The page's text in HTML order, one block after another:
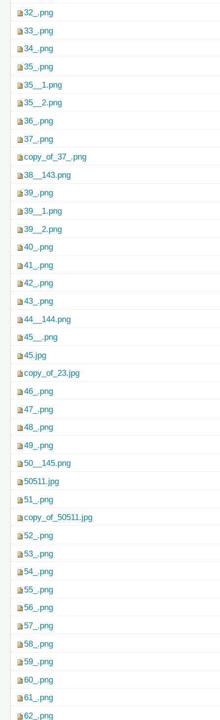
32_.png
33_.png
34_.png
35_.png
35__1.png
35__2.png
36_.png
37_.png
copy_of_37_.png
38__143.png
39_.png
39__1.png
39__2.png
40_.png
41_.png
42_.png
43_.png
44__144.png
45__.png
45.jpg
copy_of_23.jpg
46_.png
47_.png
48_.png
49_.png
50__145.png
50511.jpg
51_.png
copy_of_50511.jpg
52_.png
53_.png
54_.png
55_.png
56_.png
57_.png
58_.png
59_.png
60_.png
61_.png
62_.png